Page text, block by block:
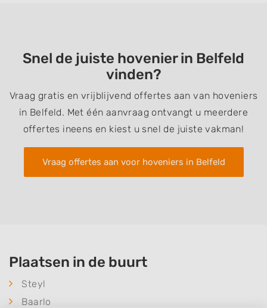
Snel de juiste hovenier in Belfeld
vinden?
Vraag gratis en vrijblijvend offertes aan van hoveniers
in Belfeld. Met één aanvraag ontvangt u meerdere
offertes ineens en kiest u snel de juiste vakman!
Vraag offertes aan voor hoveniers in Belfeld
Plaatsen in de buurt
Steyl
Baarlo